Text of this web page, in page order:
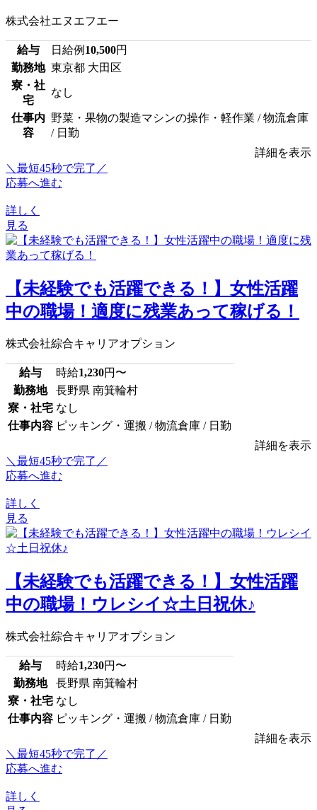
株式会社エヌエフエー
給与 日給例 10,500円
勤務地 東京都 大田区
寮・社
宅
なし
仕事内
容
野菜・果物の製造マシンの操作・軽作業 / 物流倉庫
/ 日勤
詳細を表示
＼最短45秒で完了／
応募へ進む
詳しく
見る
【未経験でも活躍できる！】女性活躍
中の職場！適度に残業あって稼げる！
株式会社綜合キャリアオプション
給与 時給1,230円〜
勤務地
長野県 南箕輪村
寮・社宅 なし
仕事内容 ピッキング・運搬 / 物流倉庫 / 日勤
詳細を表示
＼最短45秒で完了／
応募へ進む
詳しく
見る
【未経験でも活躍できる！】女性活躍
中の職場！ウレシイ☆土日祝休♪
株式会社綜合キャリアオプション
給与 時給1,230円〜
勤務地
長野県 南箕輪村
寮・社宅 なし
仕事内容 ピッキング・運搬 / 物流倉庫 / 日勤
詳細を表示
＼最短45秒で完了／
応募へ進む
詳しく